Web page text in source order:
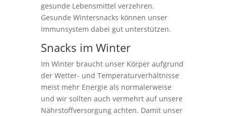
gesunde Lebensmittel verzehren.
Gesunde Wintersnacks können unser
Immunsystem dabei gut unterstützen.
Snacks im Winter
Im Winter braucht unser Körper aufgrund
der Wetter- und Temperaturverhältnisse
meist mehr Energie als normalerweise
und wir sollten auch vermehrt auf unsere
Nährstoffversorgung achten. Damit unser